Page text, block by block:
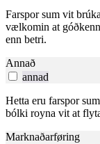
Farspor sum vit
vælkomin at
enn betri.
Annað
annad
Hetta eru farspor
bólki royna vit at
Marknaðarføring